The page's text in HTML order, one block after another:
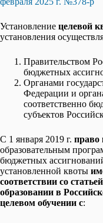
Установление целевой
установления
Правительством
бюджетных
Органами
Федерации и
соответственно
субъектов
С 1 января 2019 г. право
образовательным
бюджетных
установленной квоты
соответствии со
образовании в
целевом обучении с: